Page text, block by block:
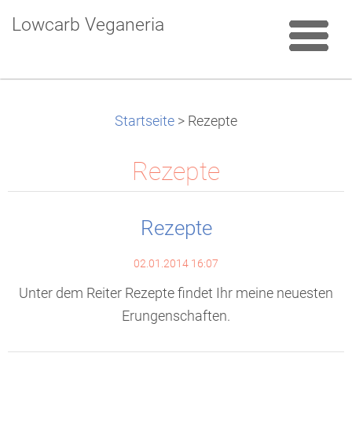
Lowcarb Veganeria
Startseite > Rezepte
Rezepte
Rezepte
02.01.2014 16:07
Unter dem Reiter Rezepte findet Ihr meine neuesten
Erungenschaften.